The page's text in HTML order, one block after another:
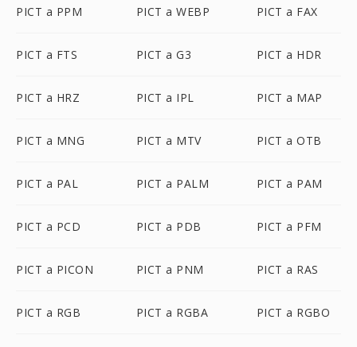
PICT a PPM PICT a WEBP PICT a FAX
PICT a FTS PICT a G3 PICT a HDR
PICT a HRZ PICT a IPL PICT a MAP
PICT a MNG PICT a MTV PICT a OTB
PICT a PAL PICT a PALM PICT a PAM
PICT a PCD PICT a PDB PICT a PFM
PICT a PICON PICT a PNM PICT a RAS
PICT a RGB PICT a RGBA PICT a RGBO